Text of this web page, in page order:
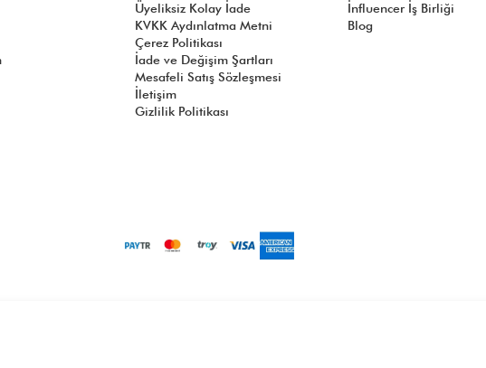
Üyeliksiz Kolay İade
KVKK Aydınlatma Metni
Çerez Politikası
İade ve Değişim Şartları
Mesafeli Satış Sözleşmesi
İletişim
Gizlilik Politikası
İnfluencer İş Birliği
Blog